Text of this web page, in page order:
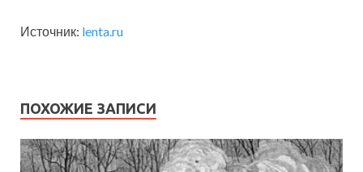
Источник: lenta.ru
ПОХОЖИЕ ЗАПИСИ